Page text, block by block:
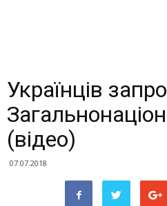
Українців
(відео)
07.07.2018